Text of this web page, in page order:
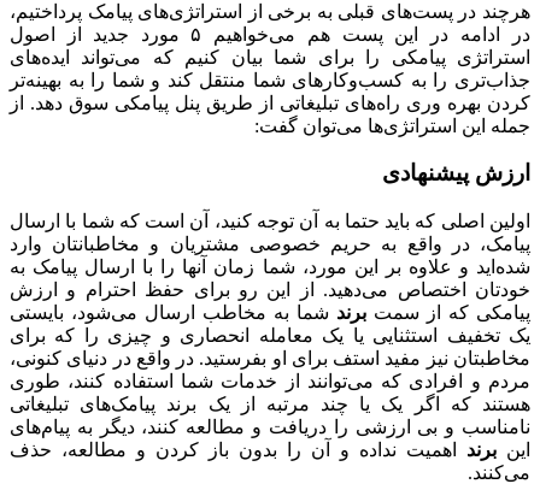
هرچند در پست‌های قبلی به برخی از استراتژی‌های پیامک پرداختیم،
در ادامه در این پست هم می‌خواهیم ۵ مورد جدید از اصول
استراتژی پیامکی را برای شما بیان کنیم که می‌تواند ایده‌های
جذاب‌تری را به کسب‌و‌کارهای شما منتقل کند و شما را به بهینه‌تر
کردن بهره وری راه‌های تبلیغاتی از طریق پنل پیامکی سوق دهد. از
جمله این استراتژی‌ها می‌توان گفت:
ارزش پیشنهادی
اولین اصلی که باید حتما به آن توجه کنید، آن است که شما با ارسال
پیامک، در واقع به حریم خصوصی مشتریان و مخاطبانتان وارد
شده‌اید و علاوه بر این مورد، شما زمان آنها را با ارسال پیامک به
خودتان اختصاص می‌دهید. از این رو برای حفظ احترام و ارزش
پیامکی که از سمت برند شما به مخاطب ارسال می‌شود، بایستی
یک تخفیف استثنایی یا یک معامله انحصاری و چیزی را که برای
مخاطبتان نیز مفید استف برای او بفرستید. در واقع در دنیای کنونی،
مردم و افرادی که می‌توانند از خدمات شما استفاده کنند، طوری
هستند که اگر یک یا چند مرتبه از یک برند پیامک‌های تبلیغاتی
نامناسب و بی ارزشی را دریافت و مطالعه کنند، دیگر به پیام‌های
این برند اهمیت نداده و آن را بدون باز کردن و مطالعه، حذف
می‌کنند.